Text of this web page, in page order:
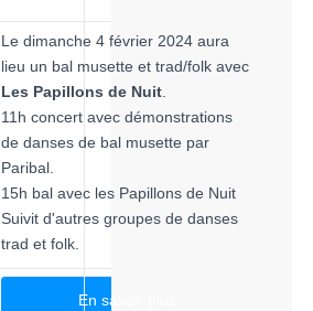
Le dimanche 4 février 2024 aura
lieu un bal musette et trad/folk avec
Les Papillons de Nuit.
11h concert avec démonstrations
de danses de bal musette par
Paribal.
15h bal avec les Papillons de Nuit
Suivit d'autres groupes de danses
trad et folk.
En savoir plus